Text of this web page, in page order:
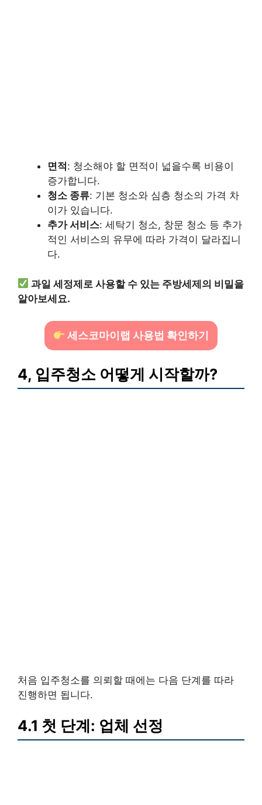
면적 : 청소해야 할 면적이 넓을수록 비용이
증가합니다.
청소 종류: 기본 청소와 심층 청소의 가격 차
이가 있습니다.
추가 서비스: 세탁기 청소, 창문 청소 등 추가
적인 서비스의 유무에 따라 가격이 달라집니
다.
과일 세정제로 사용할 수 있는 주방세제의 비밀을
알아보세요.
세스코마이랩 사용법 확인하기
4, 입주청소 어떻게 시작할까?
처음 입주청소를 의뢰할 때에는 다음 단계를 따라
진행하면 됩니다.
4.1 첫 단계: 업체 선정